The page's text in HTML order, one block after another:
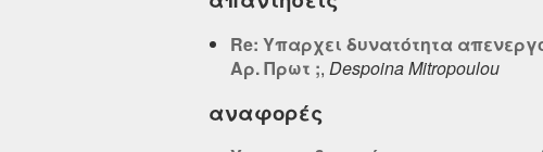
Re: Υπαρχει δυνατότητα
Αρ. Πρωτ ;, Despoina Mitropoulou
αναφορές